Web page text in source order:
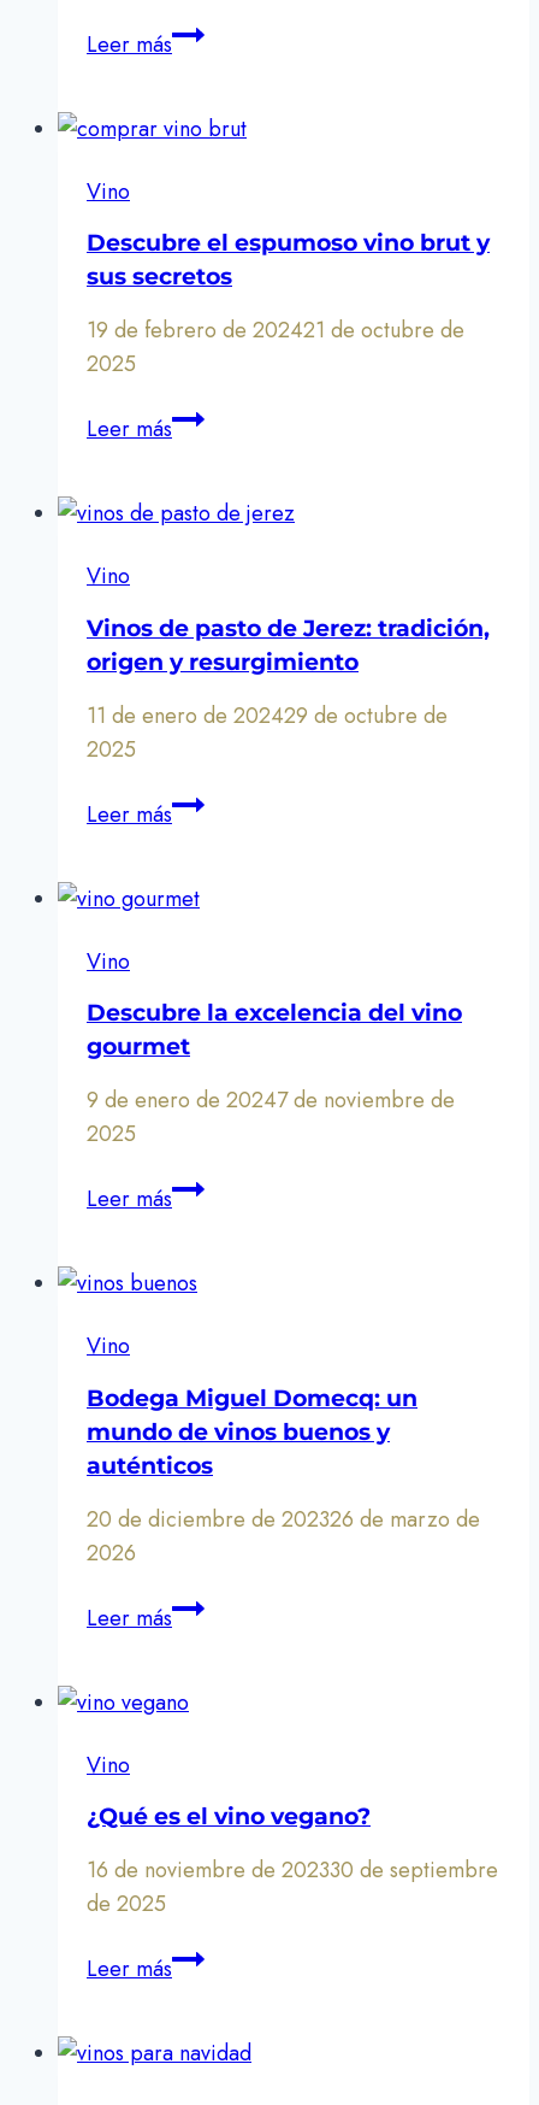
Leer másEste
tu
el
vino
Vino
Descubre el espumoso vino brut y
sus secretos
19 de febrero de 202421 de octubre de
2025
Leer másDescubre
vino
sus
secretos
Vino
Vinos de pasto de Jerez: tradición,
origen y resurgimiento
11 de enero de 202429 de octubre de
2025
Leer másVinos
de
origen
y
Vino
Descubre la excelencia del vino
gourmet
9 de enero de 20247 de noviembre de
2025
Leer másDescubre
del
Vino
Bodega Miguel Domecq: un
mundo de vinos buenos y
auténticos
20 de diciembre de 202326 de marzo de
2026
Leer másBodega
un
vinos
y
Vino
¿Qué es el vino vegano?
16 de noviembre de 202330 de septiembre
de 2025
Leer más¿Qué
vino